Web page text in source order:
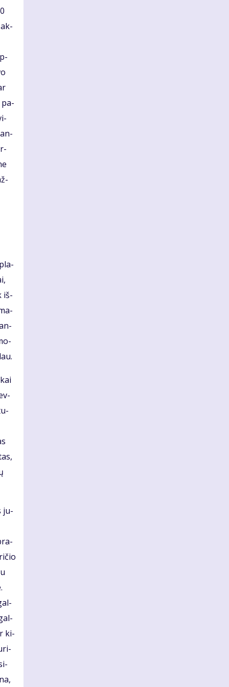
ak­
pa­
iš­
ju­
ki­